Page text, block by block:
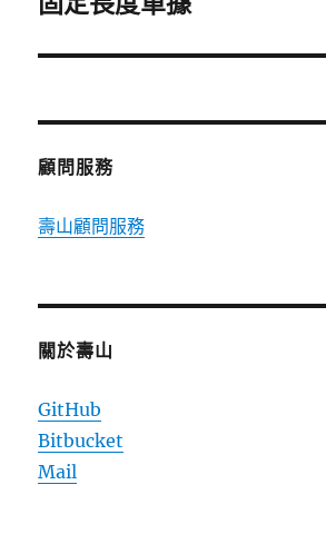
文
顧問服務
壽山顧問服務
關於壽山
GitHub
Bitbucket
Mail